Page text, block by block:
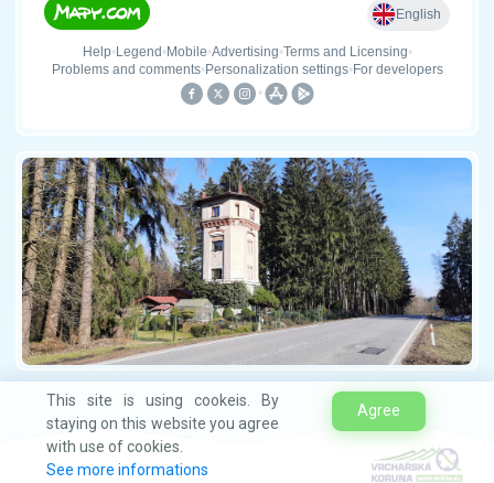
This site is using cookeis. By
staying on this website you agree
with use of cookies.
See more informations
Agree